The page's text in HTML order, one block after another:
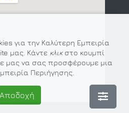
για την Καλύτερη Εμπειρία
μας. Κάντε κλικ στο κουμπί
μας να σας προσφέρουμε μια
Περιήγησης.
Αποδοχή